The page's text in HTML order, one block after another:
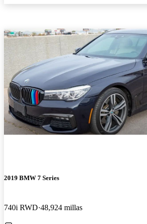
2019 BMW 7 Series
740i RWD 48,924 millas